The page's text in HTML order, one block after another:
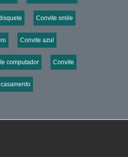
Convite smile
Convite azul
computador Convite